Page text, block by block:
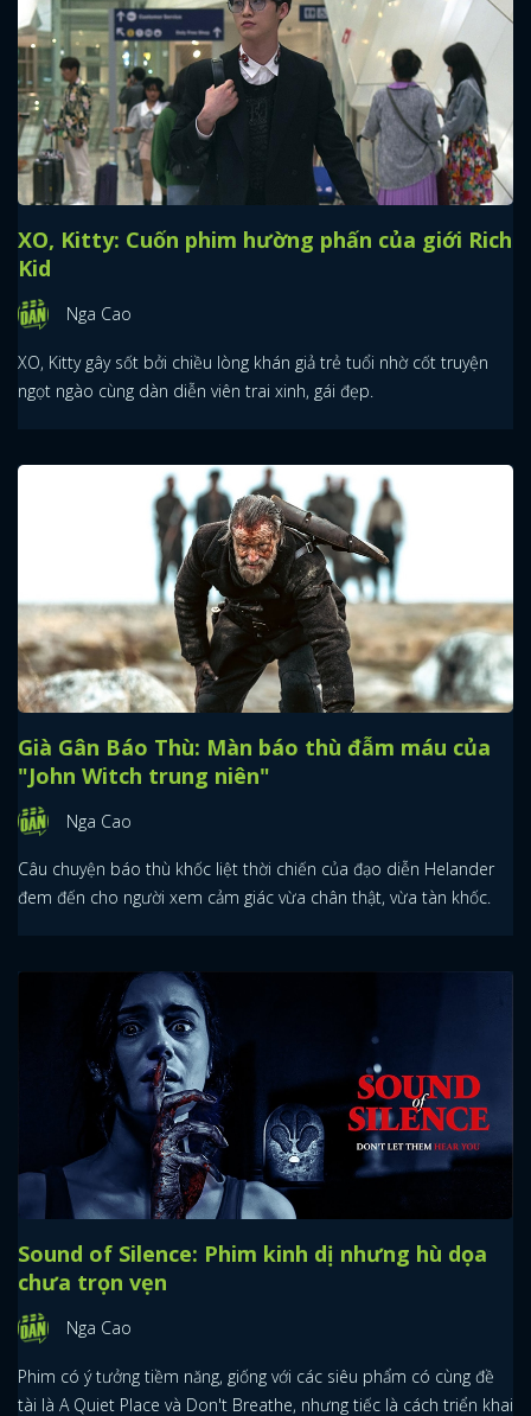
XO, Kitty: Cuốn phim hường phấn của giới Rich
Kid
Nga Cao
XO, Kitty gây sốt bởi chiều lòng khán giả trẻ tuổi nhờ cốt truyện
ngọt ngào cùng dàn diễn viên trai xinh, gái đẹp.
Già Gân Báo Thù: Màn báo thù đẫm máu của
"John Witch trung niên"
Nga Cao
Câu chuyện báo thù khốc liệt thời chiến của đạo diễn Helander
đem đến cho người xem cảm giác vừa chân thật, vừa tàn khốc.
Sound of Silence: Phim kinh dị nhưng hù dọa
chưa trọn vẹn
Nga Cao
Phim có ý tưởng tiềm năng, giống với các siêu phẩm có cùng đề
tài là A Quiet Place và Don't Breathe, nhưng tiếc là cách triển khai